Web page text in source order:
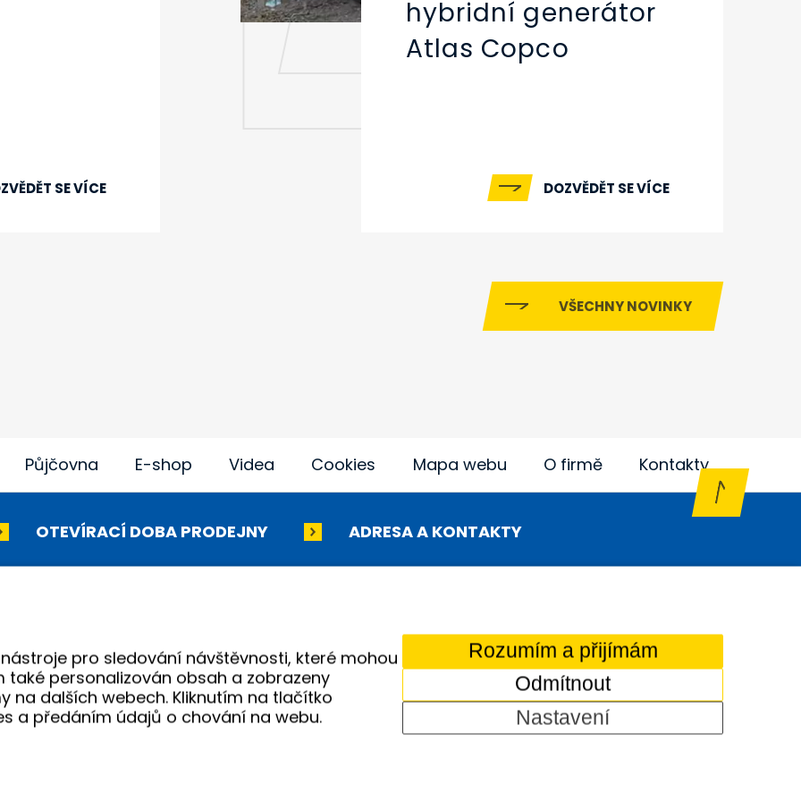
SE VÍCE
hybridní generátor
Atlas Copco
DOZVĚDĚT SE VÍCE
VŠECHNY NOVINKY
Půjčovna E-shop Videa Cookies Mapa webu O firmě Kontakty
OTEVÍRACÍ DOBA PRODEJNY ADRESA A KONTAKTY
Osvětlovací stožáry
nástroje
Hydraulické nářadí
Motorová kladiva
technika
Akumulátorové stroje
Značky
řemeslníky. Zajišťujeme autorizovaný servis pracovních strojů i nářadí, a provozujeme půjčovnu
značek Permon, Atlas Copco, Husqvarna, Makita, NTC, a zahradní techniky Dolmar aj. Dodáváme
pro sledování návštěvnosti, které mohou
personalizován obsah a zobrazeny
na dalších webech. Kliknutím na tlačítko
a předáním údajů o chování na webu.
Rozumím a přijímám
Odmítnout
Nastavení